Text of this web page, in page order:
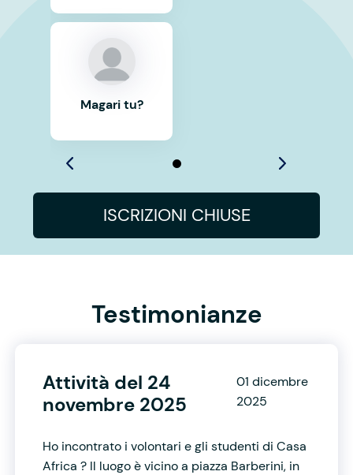
Magari tu?
ISCRIZIONI CHIUSE
Testimonianze
Attività del 24
novembre 2025
01 dicembre
2025
Ho incontrato i volontari e gli studenti di Casa
Africa ? Il luogo è vicino a piazza Barberini, in